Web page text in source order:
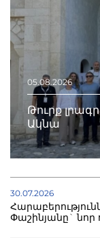
05.08.2026
Թուրք
Ակնա
30.07.2026
Փաշինյանը` նոր